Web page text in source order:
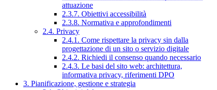
attuazione
2.3.7. Obiettivi accessibilità
2.3.8. Normativa e approfondimenti
2.4. Privacy
2.4.1. Come rispettare la privacy sin dalla
progettazione di un sito o servizio digitale
2.4.2. Richiedi il consenso quando necessario
2.4.3. Le basi del sito web: architettura,
informativa privacy, riferimenti DPO
3. Pianificazione, gestione e strategia